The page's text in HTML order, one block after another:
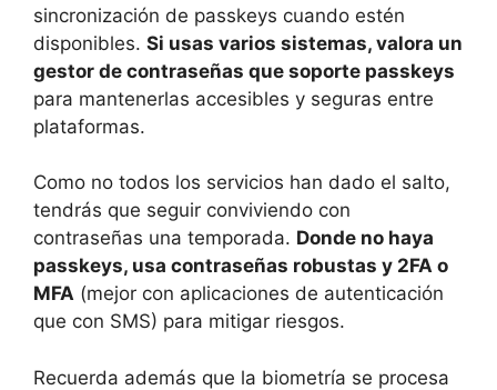
sincronización de passkeys cuando estén
disponibles. Si usas varios sistemas, valora un
gestor de contraseñas que soporte passkeys
para mantenerlas accesibles y seguras entre
plataformas.
Como no todos los servicios han dado el salto,
tendrás que seguir conviviendo con
contraseñas una temporada. Donde no haya
passkeys, usa contraseñas robustas y 2FA o
MFA (mejor con aplicaciones de autenticación
que con SMS) para mitigar riesgos.
Recuerda además que la biometría se procesa